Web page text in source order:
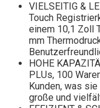
VIELSEITIG &
Touch
einem 10,1 Zoll
mm
HOHE
PLUs, 100
Kunden, was
große und